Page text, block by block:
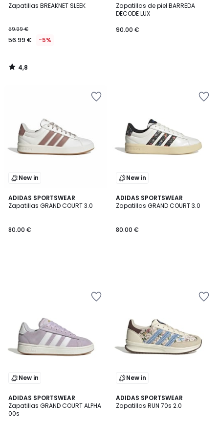
Zapatillas BREAKNET SLEEK
59.99 €
56.99 € -5%
/ 5
4,8
/
Zapatillas de piel BARREDA
DECODE LUX
90.00 €
New in
ADIDAS SPORTSWEAR
Zapatillas GRAND COURT 3.0
80.00 €
New in
ADIDAS SPORTSWEAR
Zapatillas GRAND COURT 3.0
80.00 €
New in
ADIDAS SPORTSWEAR
Zapatillas GRAND COURT ALPHA
00s
New in
ADIDAS SPORTSWEAR
Zapatillas RUN 70s 2.0